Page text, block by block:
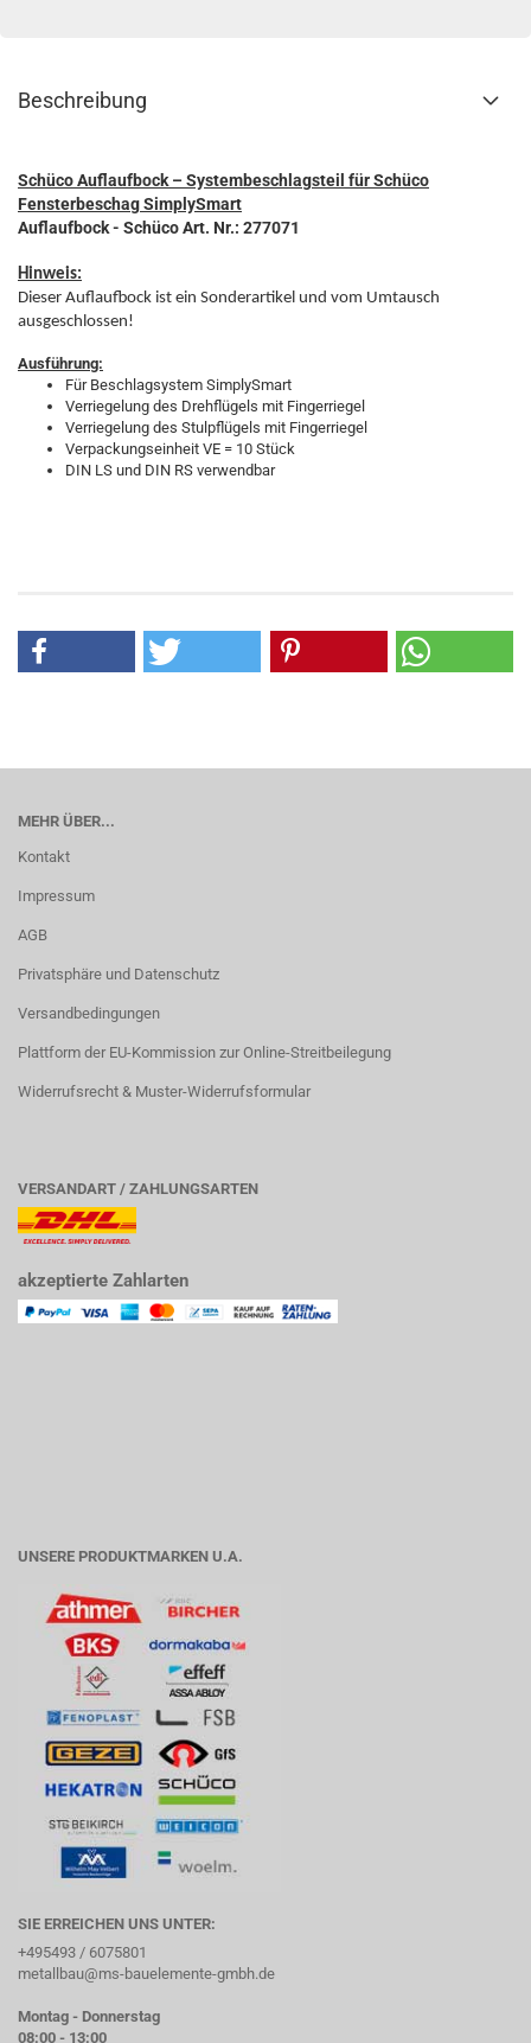
Beschreibung
Schüco Auflaufbock – Systembeschlagsteil für Schüco
Fensterbeschag SimplySmart
Auflaufbock - Schüco Art. Nr.: 277071
Hinweis:
Dieser Auflaufbock ist ein Sonderartikel und vom Umtausch
ausgeschlossen!
Ausführung:
Für Beschlagsystem SimplySmart
Verriegelung des Drehflügels mit Fingerriegel
Verriegelung des Stulpflügels mit Fingerriegel
Verpackungseinheit VE = 10 Stück
DIN LS und DIN RS verwendbar
MEHR ÜBER...
Kontakt
Impressum
AGB
Privatsphäre und Datenschutz
Versandbedingungen
Plattform der EU-Kommission zur Online-Streitbeilegung
Widerrufsrecht & Muster-Widerrufsformular
VERSANDART / ZAHLUNGSARTEN
akzeptierte Zahlarten
UNSERE PRODUKTMARKEN U.A.
SIE ERREICHEN UNS UNTER:
+495493 / 6075801
metallbau@ms-bauelemente-gmbh.de
Montag - Donnerstag
08:00 - 13:00